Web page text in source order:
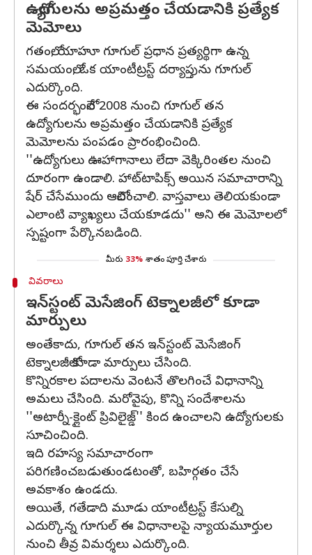
ఉద్యోగులను అప్రమత్తం చేయడానికి ప్రత్యేక
మెమోలు
గతంలో, యాహూ గూగుల్‌ ప్రధాన ప్రత్యర్థిగా ఉన్న
సమయంలో, ఒక యాంటీట్రస్ట్‌ దర్యాప్తును గూగుల్‌
ఎదుర్కొంది.
ఈ సందర్భంలోనే 2008 నుంచి గూగుల్‌ తన
ఉద్యోగులను అప్రమత్తం చేయడానికి ప్రత్యేక
మెమోలను పంపడం ప్రారంభించింది.
''ఉద్యోగులు ఊహాగానాలు లేదా వెక్కిరింతల నుంచి
దూరంగా ఉండాలి. హాట్‌టాపిక్స్‌ అయిన సమాచారాన్ని
షేర్‌ చేసేముందు ఆలోచించాలి. వాస్తవాలు తెలియకుండా
ఎలాంటి వ్యాఖ్యలు చేయకూడదు'' అని ఈ మెమోలలో
స్పష్టంగా పేర్కొనబడింది.
మీరు 33% శాతం పూర్తి చేశారు
వివరాలు
ఇన్‌స్టంట్‌ మెసేజింగ్‌ టెక్నాలజీలో కూడా
మార్పులు
అంతేకాదు, గూగుల్‌ తన ఇన్‌స్టంట్‌ మెసేజింగ్‌
టెక్నాలజీలో కూడా మార్పులు చేసింది.
కొన్నిరకాల పదాలను వెంటనే తొలగించే విధానాన్ని
అమలు చేసింది. మరోవైపు, కొన్ని సందేశాలను
''అటార్నీ-క్లైంట్‌ ప్రివిలైజ్డ్‌'' కింద ఉంచాలని ఉద్యోగులకు
సూచించింది.
ఇది రహస్య సమాచారంగా
పరిగణించబడుతుండటంతో, బహిర్గతం చేసే
అవకాశం ఉండదు.
అయితే, గతేడాది మూడు యాంటీట్రస్ట్‌ కేసుల్ని
ఎదుర్కొన్న గూగుల్‌ ఈ విధానాలపై న్యాయమూర్తుల
నుంచి తీవ్ర విమర్శలు ఎదుర్కొంది.